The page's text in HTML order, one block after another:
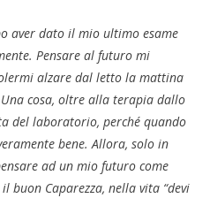
aver dato il mio ultimo esame
Pensare al futuro mi
alzare dal letto la mattina
cosa, oltre alla terapia dallo
del laboratorio, perché quando
bene. Allora, solo in
ad un mio futuro come
buon Caparezza, nella vita “devi